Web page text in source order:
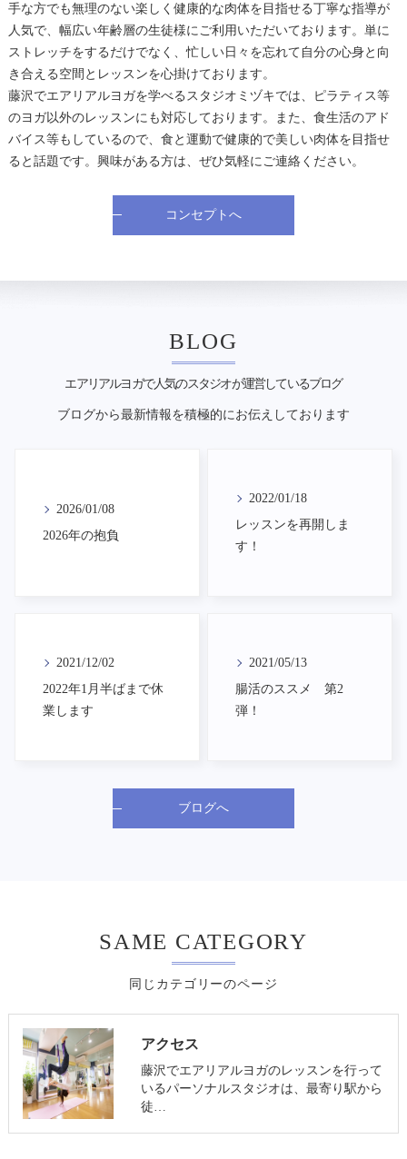
手な方でも無理のない楽しく健康的な肉体を目指せる丁寧な指導が
人気で、幅広い年齢層の生徒様にご利用いただいております。単に
ストレッチをするだけでなく、忙しい日々を忘れて自分の心身と向
き合える空間とレッスンを心掛けております。
藤沢でエアリアルヨガを学べるスタジオミヅキでは、ピラティス等
のヨガ以外のレッスンにも対応しております。また、食生活のアド
バイス等もしているので、食と運動で健康的で美しい肉体を目指せ
ると話題です。興味がある方は、ぜひ気軽にご連絡ください。
コンセプトへ
エアリアルヨガで人気のスタジオが運営しているブログ
BLOG
ブログから最新情報を積極的にお伝えしております
2026/01/08
2026年の抱負
2022/01/18
レッスンを再開しま
す！
2021/12/02
2022年1月半ばまで休
業します
2021/05/13
腸活のススメ 第2
弾！
ブログへ
同じカテゴリーのページ
SAME CATEGORY
アクセス
藤沢でエアリアルヨガのレッスンを行って
いるパーソナルスタジオは、最寄り駅から
徒…